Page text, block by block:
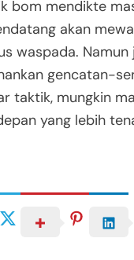
bom mendikte
akan
waspada. Namun
gencatan-
taktik, mungkin
yang lebih